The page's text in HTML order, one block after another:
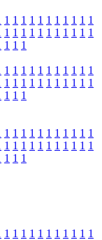
1 1 1 1 1 1 1 1 1 1 1
1 1 1 1 1 1 1 1 1 1 1
1 1 1
1 1 1 1 1 1 1 1 1 1 1
1 1 1 1 1 1 1 1 1 1 1
1 1 1
1 1 1 1 1 1 1 1 1 1 1
1 1 1 1 1 1 1 1 1 1 1
1 1 1
1 1 1 1 1 1 1 1 1 1 1